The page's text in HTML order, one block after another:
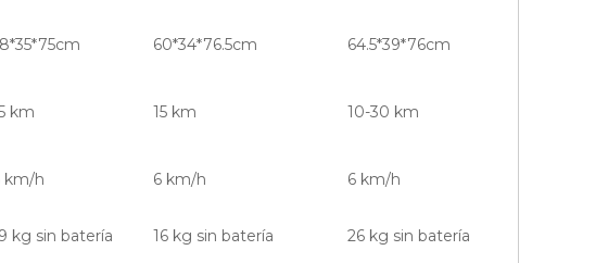
60*34*76.5cm 64.5*39*76cm
km 15 km 10-30 km
km/h 6 km/h 6 km/h
kg sin batería 16 kg sin batería 26 kg sin batería